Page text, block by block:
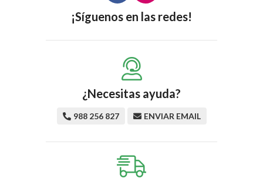
¡Síguenos en las redes!
¿Necesitas ayuda?
988 256 827 ENVIAR EMAIL